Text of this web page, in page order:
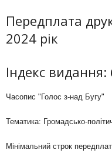
Передплата
2024 рік
Індекс видання:
Часопис "Голос з-над Бугу"
Тематика: Громадсько-
Мінімальний строк